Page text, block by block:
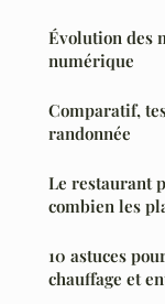
Évolution des
numérique
Comparatif,
randonnée
Le restaurant
combien les
10 astuces
chauffage et